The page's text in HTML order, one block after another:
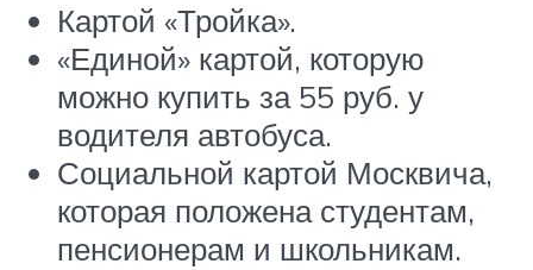
Картой «Тройка».
«Единой» картой, которую
можно купить за 55 руб. у
водителя автобуса.
Социальной картой Москвича,
которая положена студентам,
пенсионерам и школьникам.